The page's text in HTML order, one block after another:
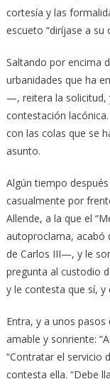
cortesía y las
escueto “diríjase a su
Saltando por encima
urbanidades que ha
—, reitera la solicitud,
contestación
con las colas que se
asunto.
Algún tiempo
casualmente por
Allende, a la que el
autoproclama, acabó
de Carlos III—, y le
pregunta al custodio
y le contesta que sí, y
Entra, y a unos
amable y sonriente:
“Contratar el servicio
contesta ella. “Debe